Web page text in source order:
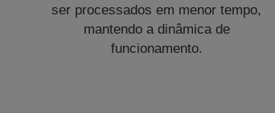
ser processados em menor tempo,
mantendo a dinâmica de
funcionamento.